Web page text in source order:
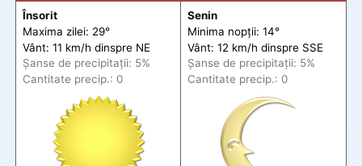
Însorit
Maxima zilei: 29°
Vânt: 11 km/h dinspre NE
Șanse de precipitații: 5%
Cantitate precip.: 0
Senin
Minima nopții: 14°
Vânt: 12 km/h dinspre SSE
Șanse de precipitații: 5%
Cantitate precip.: 0